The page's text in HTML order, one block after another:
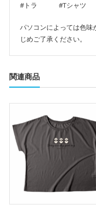
#トラ #Tシャツ ＃
パソコンによっては色
じめご了承ください。
関連商品